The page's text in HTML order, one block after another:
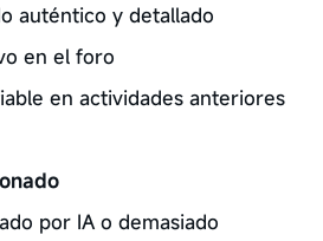
auténtico y detallado
en el foro
en actividades anteriores
por IA o demasiado